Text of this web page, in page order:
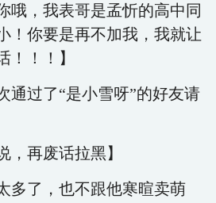
哦，我表哥是孟忻的高中同
！你要是再不加我，我就让
！！！】
通过了“是小雪呀”的好友请
，再废话拉黑】
多了，也不跟他寒暄卖萌